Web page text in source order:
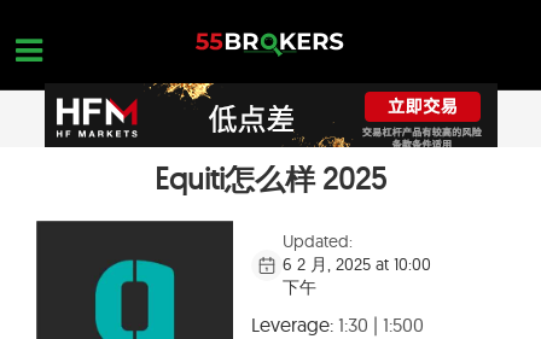
content
正规外汇交易平台
Equiti怎么样 2025
Updated:
6 2 月, 2025 at 10:00
下午
Leverage:1:30 | 1:500